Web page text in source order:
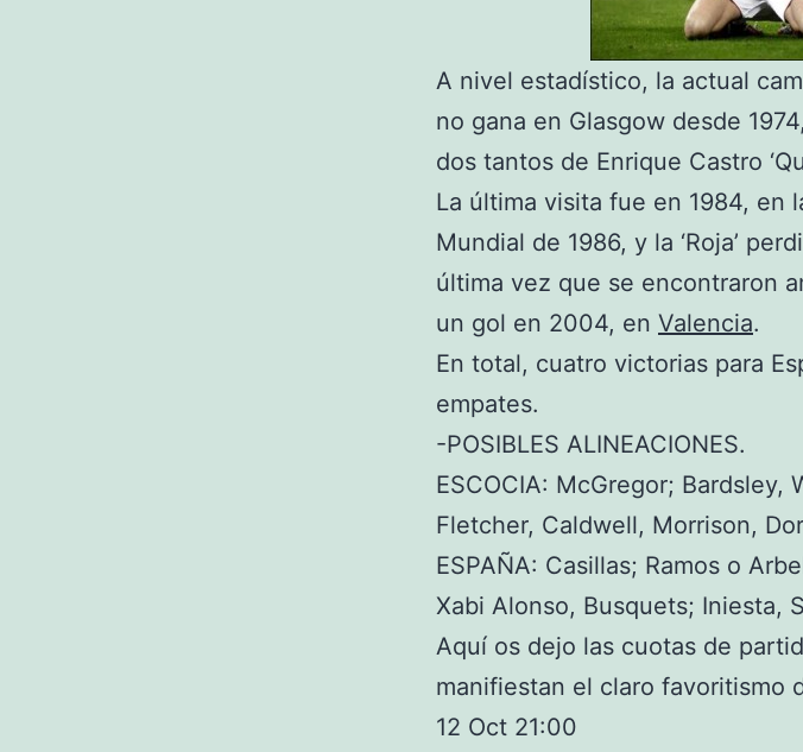
A nivel estadístico, la actual
no gana en Glasgow desde
dos tantos de Enrique Castro
La última visita fue en 1984, en
Mundial de 1986, y la ‘Roja’
última vez que se encontraron
un gol en 2004, en Valencia.
En total, cuatro victorias para
empates.
-POSIBLES ALINEACIONES.
ESCOCIA: McGregor; Bardsley,
Fletcher, Caldwell, Morrison,
ESPAÑA: Casillas; Ramos o
Xabi Alonso, Busquets; Iniesta,
Aquí os dejo las cuotas de
manifiestan el claro favoritismo
12 Oct 21:00